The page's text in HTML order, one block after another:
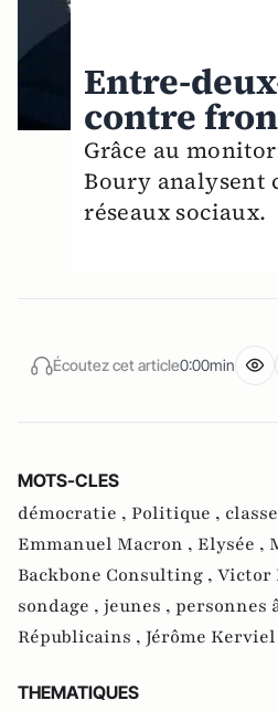
Entre-
contre
Grâce au
Boury analysent
réseaux sociaux.
Écoutez cet article0:00min
MOTS-CLES
démocratie , Politique ,
Emmanuel Macron , Elysée ,
Backbone Consulting , Victor
sondage , jeunes , personnes
Républicains , Jérôme Kerviel
THEMATIQUES